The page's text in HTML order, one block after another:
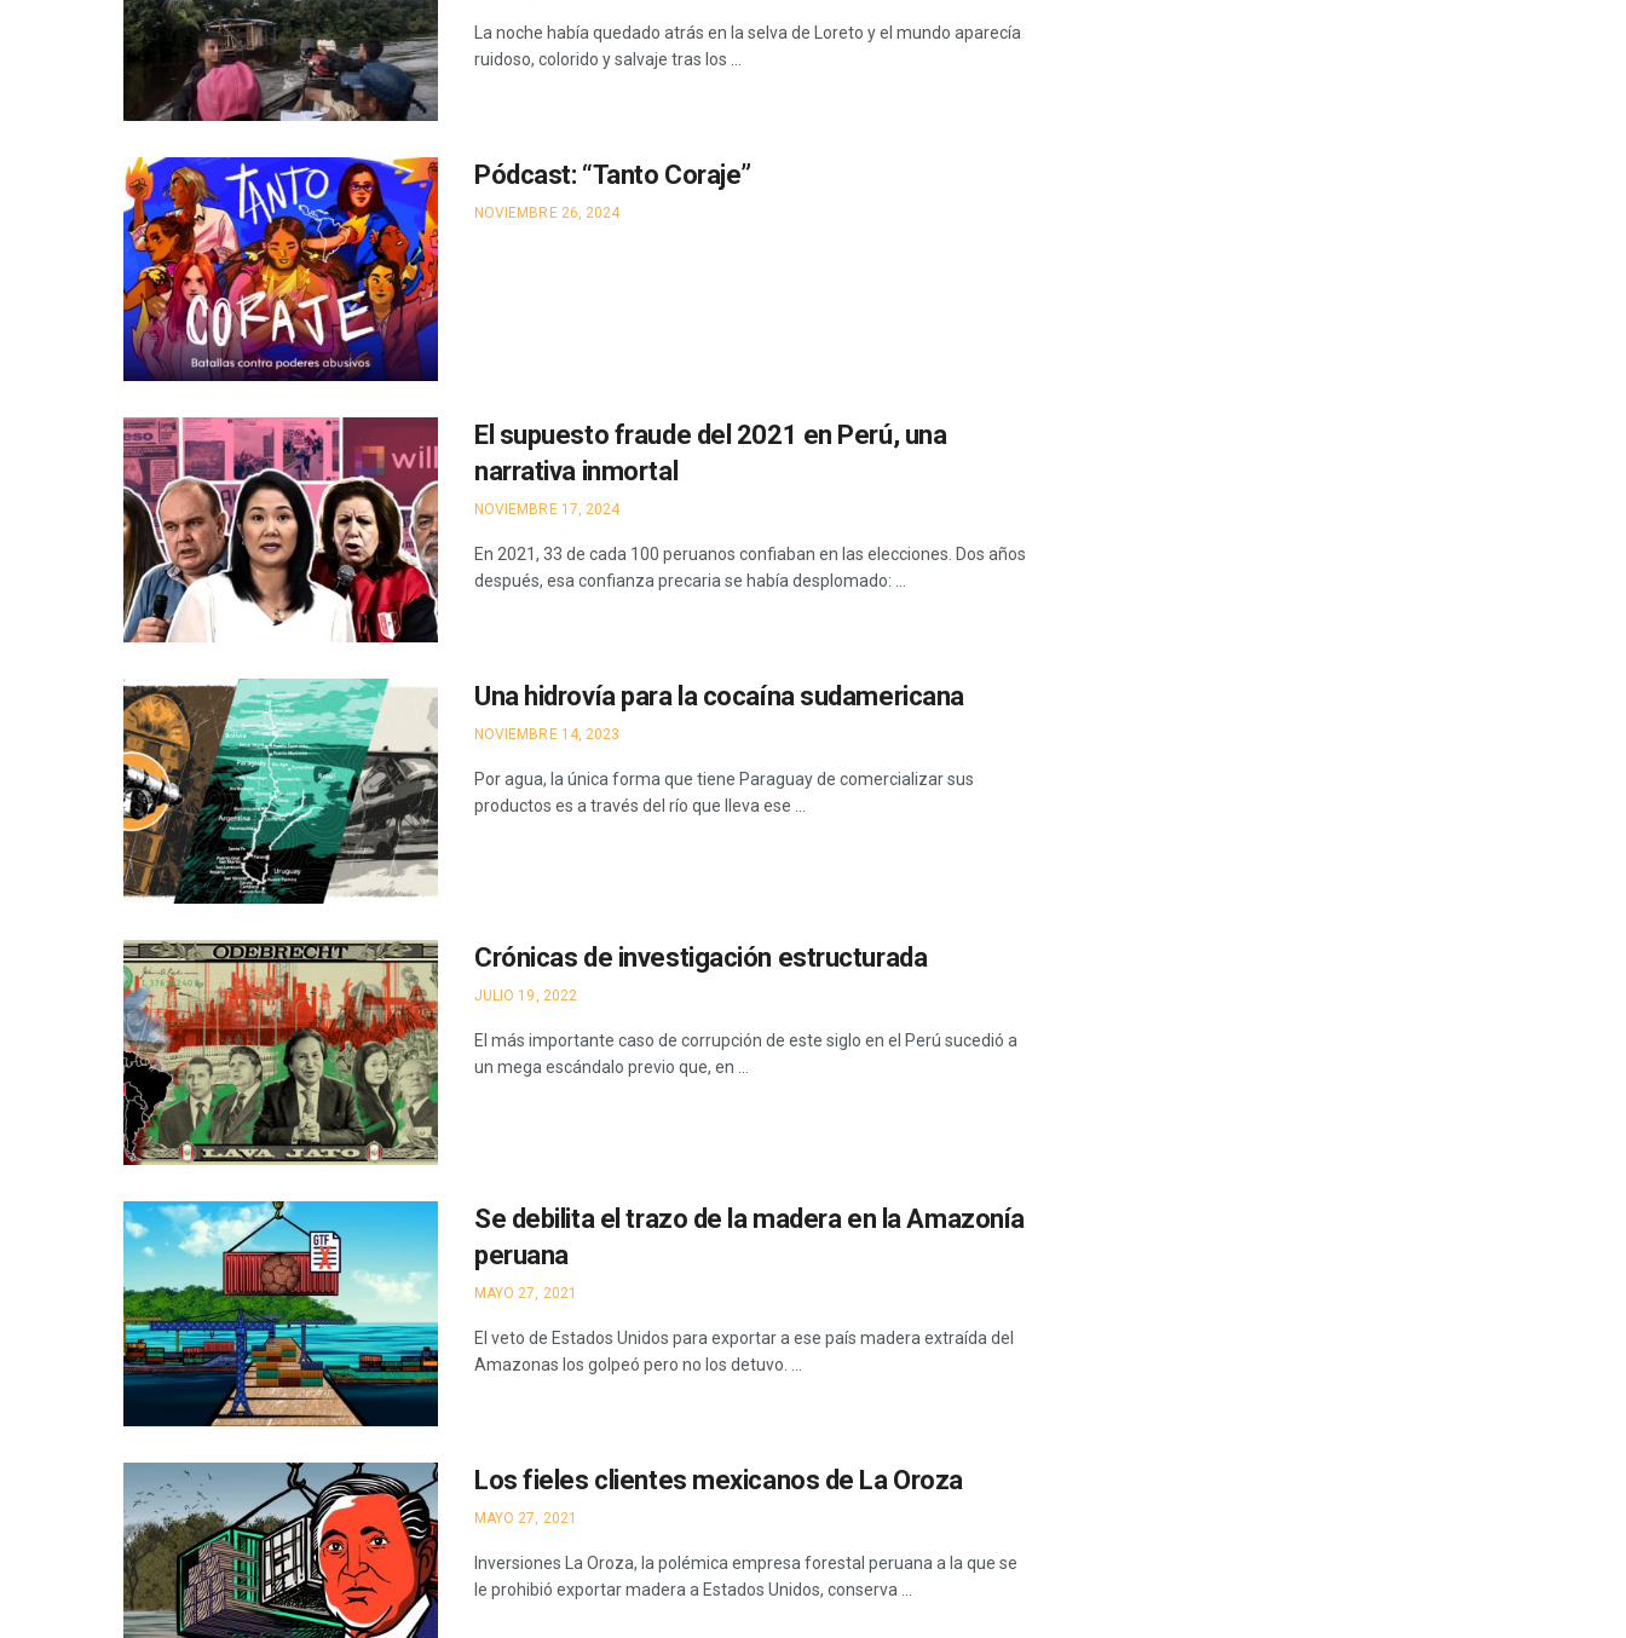
La noche había quedado atrás en la selva de Loreto y el mundo aparecía
ruidoso, colorido y salvaje tras los ...
Pódcast: “Tanto Coraje”
NOVIEMBRE 26, 2024
El supuesto fraude del 2021 en Perú, una
narrativa inmortal
NOVIEMBRE 17, 2024
En 2021, 33 de cada 100 peruanos confiaban en las elecciones. Dos años
después, esa confianza precaria se había desplomado: ...
Una hidrovía para la cocaína sudamericana
NOVIEMBRE 14, 2023
Por agua, la única forma que tiene Paraguay de comercializar sus
productos es a través del río que lleva ese ...
Crónicas de investigación estructurada
JULIO 19, 2022
El más importante caso de corrupción de este siglo en el Perú sucedió a
un mega escándalo previo que, en ...
Se debilita el trazo de la madera en la Amazonía
peruana
MAYO 27, 2021
El veto de Estados Unidos para exportar a ese país madera extraída del
Amazonas los golpeó pero no los detuvo. ...
Los fieles clientes mexicanos de La Oroza
MAYO 27, 2021
Inversiones La Oroza, la polémica empresa forestal peruana a la que se
le prohibió exportar madera a Estados Unidos, conserva ...